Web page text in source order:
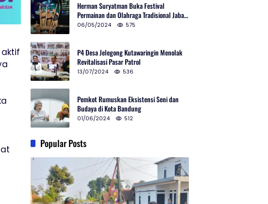
Herman Suryatman Buka Festival
Permainan dan Olahraga Tradisional Jabar
2024 di Gedung Teater Tertutup
06/05/2024 575
P4 Desa Jelegong Kutawaringin Menolak
Revitalisasi Pasar Patrol
13/07/2024 536
Pemkot Rumuskan Eksistensi Seni dan
Budaya di Kota Bandung
01/06/2024 512
Popular Posts